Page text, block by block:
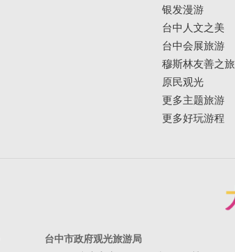
银发漫游
台中人文之美
台中会展旅游
穆斯林友善之旅
原民观光
更多主题旅游
更多好玩游程
台中市政府观光旅游局